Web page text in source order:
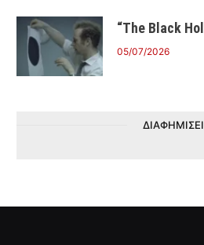
“The Black
05/07/2026